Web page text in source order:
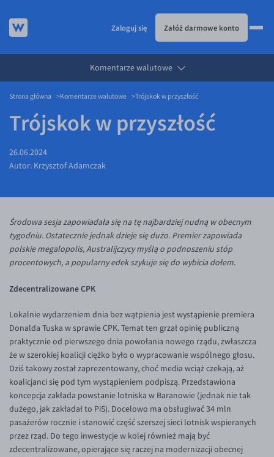
KURSY WALUT
Kursy walut
EUR/PLN
CHF/PLN
DKK/PLN
NOK/PLN
SEK/PLN
Inne pary walutowe
BGN/PLN
CAD/PLN
CNY/PLN
HKD/PLN
HUF/PLN
ILS/PLN
JPY/PLN
KARTA WIELOWALUTOWA
Karta wielowalutowa
PRZELEWY ZAGRANICZNE
DLA FIRM
Partnerstwa
Walutomat Business
Program Afiliacyjny
Prowizje i rabaty
Metody płatności
Banki i przelewy
Aplikacja mobilna
Pomoc
Pomoc
FAQ
Konto i opłaty
Wymiana walut
Banki i przelewy
Przelewy zagraniczne
Blog
Aktualności
Komentarze walutowe
Poradnik
Kontakt
Dla mediów
PL
Zaloguj się Załóż darmowe konto
Komentarze walutowe
Strona główna Komentarze walutowe Trójskok w przyszłość
Trójskok w przyszłość
26.06.2024
Autor: Krzysztof Adamczak
Środowa sesja zapowiadała się na tę najbardziej nudną w obecnym
tygodniu. Ostatecznie jednak dzieje się dużo. Premier zapowiada
polskie megalopolis, Australijczycy myślą o podnoszeniu stóp
procentowych, a popularny edek szykuje się do wybicia dołem.
Zdecentralizowane CPK
Lokalnie wydarzeniem dnia bez wątpienia jest wystąpienie premiera
Donalda Tuska w sprawie CPK. Temat ten grzał opinię publiczną
praktycznie od pierwszego dnia powołania nowego rządu, zwłaszcza
że w szerokiej koalicji ciężko było o wypracowanie wspólnego głosu.
Dziś takowy został zaprezentowany, choć media wciąż czekają, aż
koalicjanci się pod tym wystąpieniem podpiszą. Przedstawiona
koncepcja zakłada powstanie lotniska w Baranowie (jednak nie tak
dużego, jak zakładał to PiS). Docelowo ma obsługiwać 34 mln
pasażerów rocznie i stanowić część szerszej sieci lotnisk wspieranych
przez rząd. Do tego inwestycje w kolej również mają być
zdecentralizowane, opierające się raczej na modernizacji obecnej